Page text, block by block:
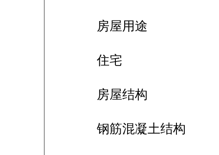
房屋用途
住宅
房屋结构
钢筋混凝土结构